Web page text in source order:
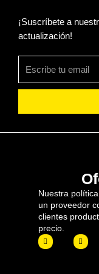
¡Suscríbete a
actualización!
Nuestra
un proveedor
clientes
precio.
F
a
c
I
n
s